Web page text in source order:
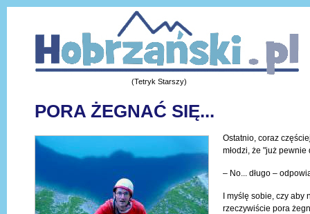
(Tetryk Starszy)
PORA ŻEGNAĆ SIĘ...
Ostatnio, coraz
młodzi, że "już pewnie
– No... długo –
I myślę sobie, czy aby
rzeczywiście pora